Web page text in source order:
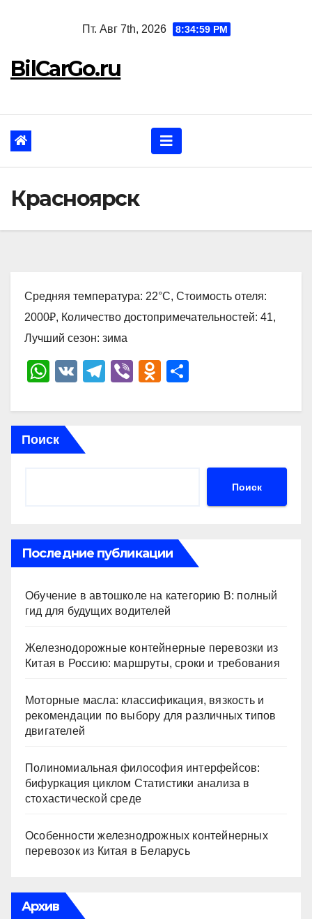
Пт. Авг 7th, 2026 8:35:00 PM
BilCarGo.ru
Красноярск
Средняя температура: 22°C, Стоимость отеля:
2000₽, Количество достопримечательностей: 41,
Лучший сезон: зима
W
at
s
A
V
T
e
Vi
er
O
n
ki
р
ть
Поиск
Поиск
Последние публикации
Обучение в автошколе на категорию В: полный
гид для будущих водителей
Железнодорожные контейнерные перевозки из
Китая в Россию: маршруты, сроки и требования
Моторные масла: классификация, вязкость и
рекомендации по выбору для различных типов
двигателей
Полиномиальная философия интерфейсов:
бифуркация циклом Статистики анализа в
стохастической среде
Особенности железнодрожных контейнерных
перевозок из Китая в Беларусь
Архив